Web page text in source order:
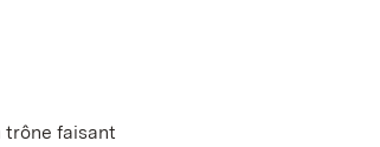
trône faisant